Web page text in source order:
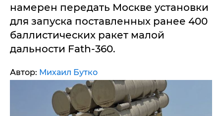
намерен передать Москве установки
для запуска поставленных ранее 400
баллистических ракет малой
дальности Fath-360.
Автор: Михаил Бутко